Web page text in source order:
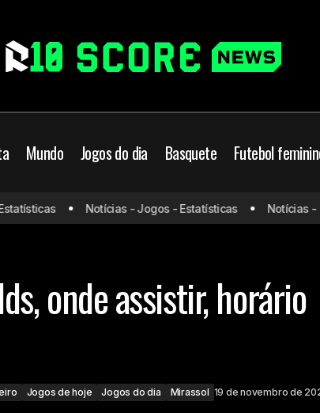
Mundo Jogos do dia Basquete Futebol
Brasileiro
Futebol Brasileiro
Mirassol
Santos x Mirassol:
horário e escalações 19/
Notícias - Jogos - Estatísticas Notícias -
onde assistir, horário
Jogos de hoje Jogos do dia Mirassol 19 de novembro de